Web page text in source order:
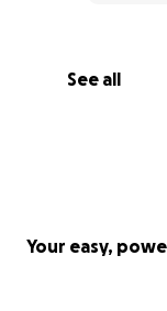
See all
Your easy,